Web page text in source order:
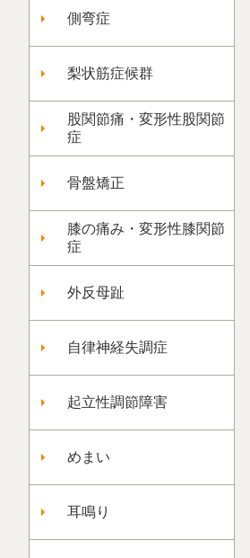
側弯症
梨状筋症候群
股関節痛・変形性股関節
症
骨盤矯正
膝の痛み・変形性膝関節
症
外反母趾
自律神経失調症
起立性調節障害
めまい
耳鳴り